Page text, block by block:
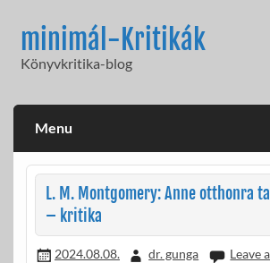
contentminimál-Kritikák
Könyvkritika-blog
Menu
L. M. Montgomery: Anne otthonra
– kritika
2024.08.08. dr. gunga Leave